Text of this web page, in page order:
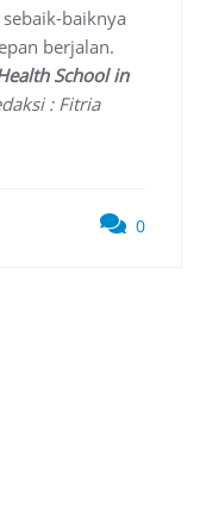
baiknya
berjalan.
School in
: Fitria
0